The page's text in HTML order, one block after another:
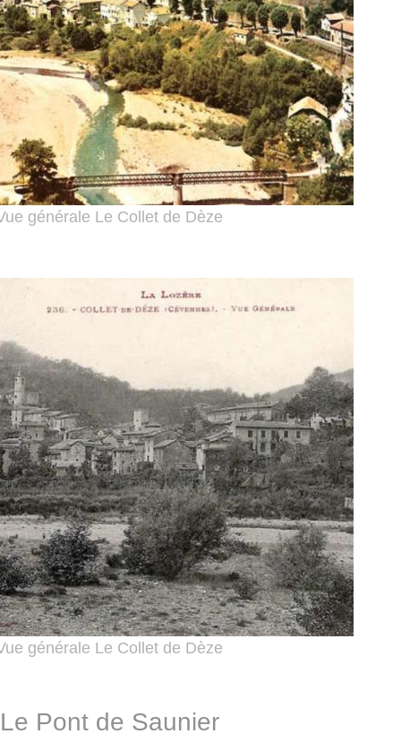
générale Le Collet de Dèze
générale Le Collet de Dèze
Le Pont de Saunier